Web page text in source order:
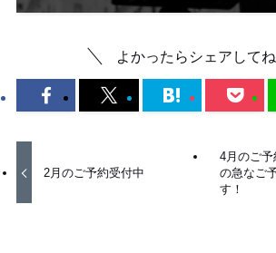
よかったらシェアしてね
2月のご予約受付中
4月のご予
の急なご
す！